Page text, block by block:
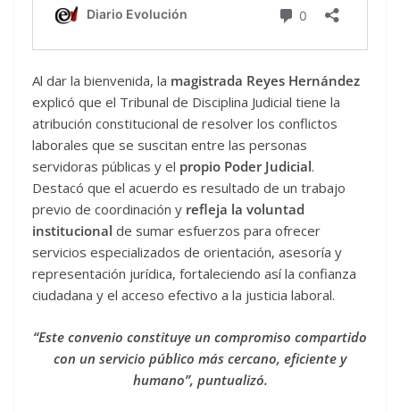
Al dar la bienvenida, la magistrada Reyes Hernández
explicó que el Tribunal de Disciplina Judicial tiene la
atribución constitucional de resolver los conflictos
laborales que se suscitan entre las personas
servidoras públicas y el propio Poder Judicial.
Destacó que el acuerdo es resultado de un trabajo
previo de coordinación y refleja la voluntad
institucional de sumar esfuerzos para ofrecer
servicios especializados de orientación, asesoría y
representación jurídica, fortaleciendo así la confianza
ciudadana y el acceso efectivo a la justicia laboral.
“Este convenio constituye un compromiso compartido
con un servicio público más cercano, eficiente y
humano”, puntualizó.